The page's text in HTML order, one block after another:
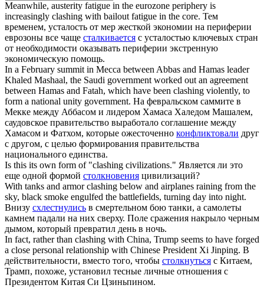
Meanwhile, austerity fatigue in the eurozone periphery is
increasingly clashing with bailout fatigue in the core. Тем
временем, усталость от мер жесткой экономии на периферии
еврозоны все чаще сталкивается с усталостью ключевых стран
от необходимости оказывать периферии экстренную
экономическую помощь.
In a February summit in Mecca between Abbas and Hamas leader
Khaled Mashaal, the Saudi government worked out an agreement
between Hamas and Fatah, which have been clashing violently, to
form a national unity government. На февральском саммите в
Мекке между Аббасом и лидером Хамаса Халедом Машалем,
саудовское правительство выработало соглашение между
Хамасом и Фатхом, которые ожесточенно конфликтовали друг
с другом, с целью формирования правительства
национального единства.
Is this its own form of "clashing civilizations." Является ли это
еще одной формой столкновения цивилизаций?
With tanks and armorclashing below and airplanes raining from the
sky, black smoke engulfed the battlefields, turning day into night.
Внизу схлестнулись в смертельном бою танки, а самолеты
камнем падали на них сверху. Поле сражения накрыло черным
дымом, который превратил день в ночь.
In fact, rather than clashing with China, Trump seems to have forged
a close personal relationship with Chinese President Xi Jinping. В
действительности, вместо того, чтобы столкнуться с Китаем,
Трамп, похоже, установил тесные личные отношения с
Президентом Китая Си Цзиньпином.